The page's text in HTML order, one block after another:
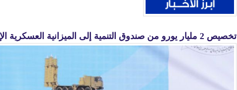
تخصيص 2 مليار يورو من صندوق التنمية إلى الميزانية العسكرية الإيرانية